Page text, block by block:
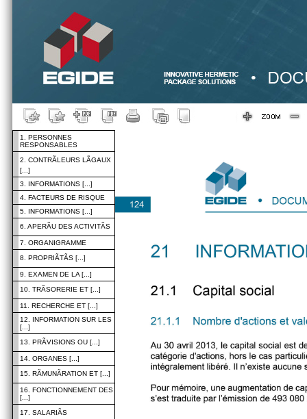
1. PERSONNES
RESPONSABLES
2. CONTRÃLEURS LÃGAUX
[...]
3. INFORMATIONS [...]
4. FACTEURS DE RISQUE
5. INFORMATIONS [...]
6. APERÃU DES ACTIVITÃS
7. ORGANIGRAMME
8. PROPRIÃTÃS [...]
9. EXAMEN DE LA [...]
10. TRÃSORERIE ET [...]
11. RECHERCHE ET [...]
12. INFORMATION SUR LES
[...]
13. PRÃVISIONS OU [...]
14. ORGANES [...]
15. RÃMUNÃRATION ET [...]
16. FONCTIONNEMENT DES
[...]
17. SALARIÃS